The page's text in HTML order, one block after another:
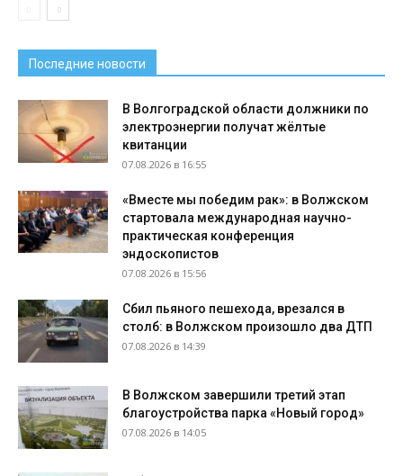
Последние новости
В Волгоградской области должники по
электроэнергии получат жёлтые
квитанции
07.08.2026 в 16:55
«Вместе мы победим рак»: в Волжском
стартовала международная научно-
практическая конференция
эндоскопистов
07.08.2026 в 15:56
Сбил пьяного пешехода, врезался в
столб: в Волжском произошло два ДТП
07.08.2026 в 14:39
В Волжском завершили третий этап
благоустройства парка «Новый город»
07.08.2026 в 14:05